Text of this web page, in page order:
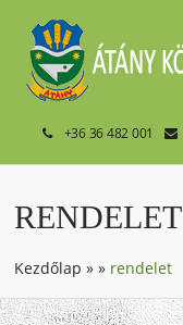
+36 36 482 001
RENDELET
Kezdőlap »» rendelet